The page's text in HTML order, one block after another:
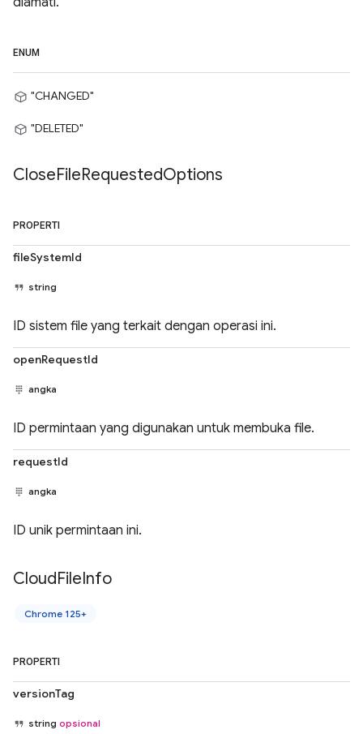
ENUM
"CHANGED"
"DELETED"
CloseFileRequestedOptions
PROPERTI
fileSystemId
string
ID sistem file yang terkait dengan operasi ini.
openRequestId
angka
ID permintaan yang digunakan untuk membuka file.
requestId
angka
ID unik permintaan ini.
CloudFileInfo
Chrome 125+
PROPERTI
versionTag
string opsional